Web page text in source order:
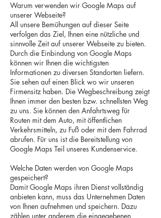
Warum verwenden wir Google Maps auf
unserer Webseite?
All unsere Bemühungen auf dieser Seite
verfolgen das Ziel, Ihnen eine nützliche und
sinnvolle Zeit auf unserer Webseite zu bieten.
Durch die Einbindung von Google Maps
können wir Ihnen die wichtigsten
Informationen zu diversen Standorten liefern.
Sie sehen auf einen Blick wo wir unseren
Firmensitz haben. Die Wegbeschreibung zeigt
Ihnen immer den besten bzw. schnellsten Weg
zu uns. Sie können den Anfahrtsweg für
Routen mit dem Auto, mit öffentlichen
Verkehrsmitteln, zu Fuß oder mit dem Fahrrad
abrufen. Für uns ist die Bereitstellung von
Google Maps Teil unseres Kundenservice.
Welche Daten werden von Google Maps
gespeichert?
Damit Google Maps ihren Dienst vollständig
anbieten kann, muss das Unternehmen Daten
von Ihnen aufnehmen und speichern. Dazu
zählen unter anderem die eingegebenen